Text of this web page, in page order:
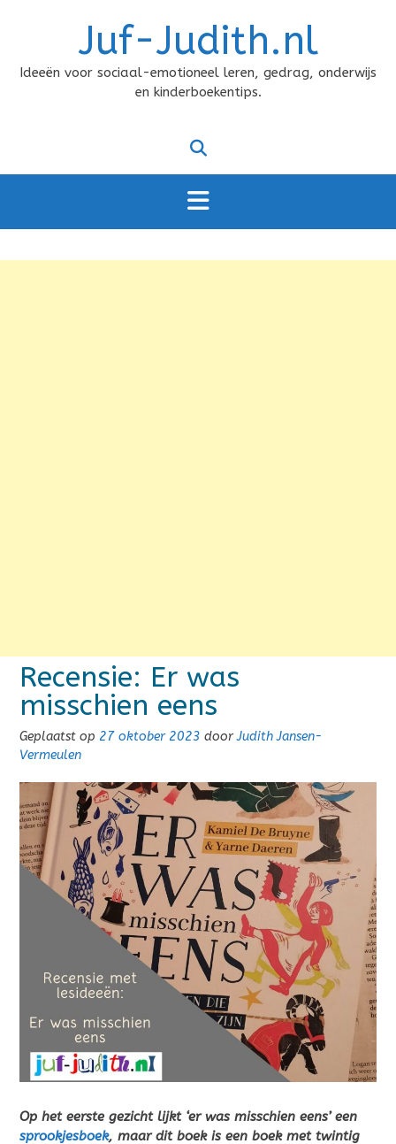
Juf-Judith.nl
Ideeën voor sociaal-emotioneel leren, gedrag, onderwijs
en kinderboekentips.
Recensie: Er was
misschien eens
Geplaatst op 27 oktober 2023 doorJudith Jansen-
Vermeulen
Op het eerste gezicht lijkt ‘er was misschien eens’ een
sprookjesboek, maar dit boek is een boek met twintig